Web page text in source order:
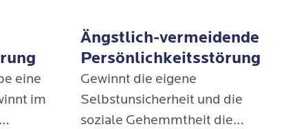
wir
im
Ängstlich-vermeidende
Persönlichkeitsstörung
Gewinnt die eigene
Selbstunsicherheit und die
soziale Gehemmtheit die